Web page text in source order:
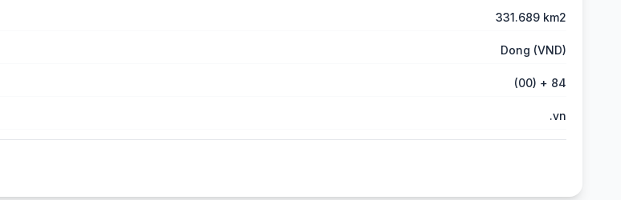
331.689 km2
Dong (VND)
(00) + 84
.vn